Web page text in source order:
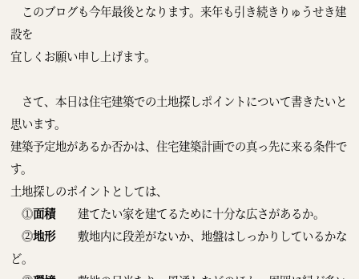
このブログも今年最後となります。来年も引き続きりゅうせき建
設を
宜しくお願い申し上げます。
さて、本日は住宅建築での土地探しポイントについて書きたいと
思います。
建築予定地があるか否かは、住宅建築計画での真っ先に来る条件で
す。
土地探しのポイントとしては、
⓵面積建てたい家を建てるために十分な広さがあるか。
⓶地形敷地内に段差がないか、地盤はしっかりしているかな
ど。